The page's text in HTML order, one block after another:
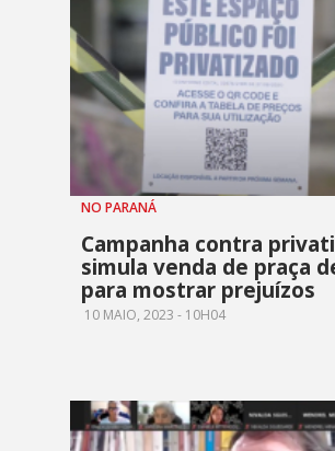
NO PARANÁ
Campanha contra
simula venda de praça
para mostrar prejuízos
10 MAIO, 2023 - 10H04